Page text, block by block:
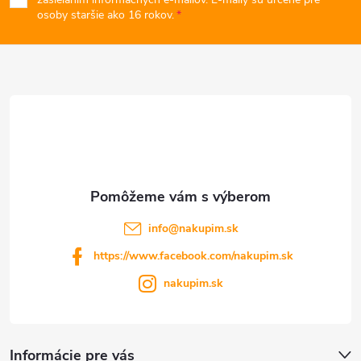
ä
osoby staršie ako 16 rokov.
Informácie pre vás
info@nakupim.sk
https://www.facebook.com/nakupim.sk
nakupim.sk